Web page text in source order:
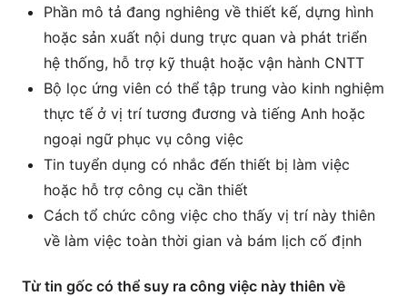
Phần mô tả đang nghiêng về thiết kế, dựng hình
hoặc sản xuất nội dung trực quan và phát triển
hệ thống, hỗ trợ kỹ thuật hoặc vận hành CNTT
Bộ lọc ứng viên có thể tập trung vào kinh nghiệm
thực tế ở vị trí tương đương và tiếng Anh hoặc
ngoại ngữ phục vụ công việc
Tin tuyển dụng có nhắc đến thiết bị làm việc
hoặc hỗ trợ công cụ cần thiết
Cách tổ chức công việc cho thấy vị trí này thiên
về làm việc toàn thời gian và bám lịch cố định
Từ tin gốc có thể suy ra công việc này thiên về